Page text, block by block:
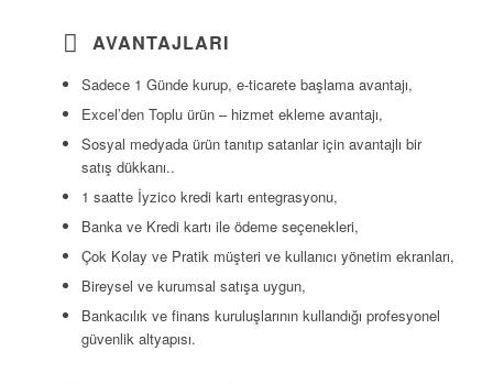
AVANTAJLARI
Sadece 1 Günde kurup, e-ticarete başlama avantajı,
Excel’den Toplu ürün – hizmet ekleme avantajı,
Sosyal medyada ürün tanıtıp satanlar için avantajlı bir
satış dükkanı..
1 saatte İyzico kredi kartı entegrasyonu,
Banka ve Kredi kartı ile ödeme seçenekleri,
Çok Kolay ve Pratik müşteri ve kullanıcı yönetim ekranları,
Bireysel ve kurumsal satışa uygun,
Bankacılık ve finans kuruluşlarının kullandığı profesyonel
güvenlik altyapısı.